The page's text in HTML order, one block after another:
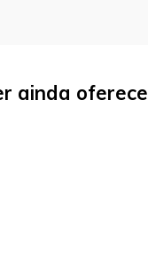
ainda oferece